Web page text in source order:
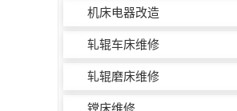
机床电器改造
轧辊车床维修
轧辊磨床维修
镗床维修